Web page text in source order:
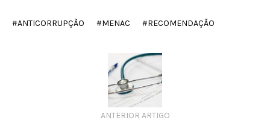
ANTICORRUPÇÃO MENAC RECOMENDAÇÃO
ANTERIOR ARTIGO